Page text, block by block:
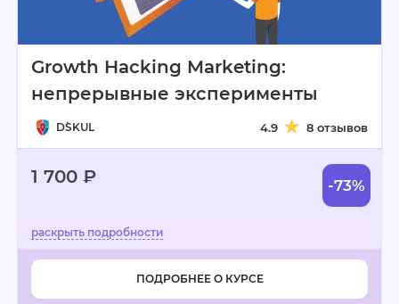
Growth Hacking Marketing:
непрерывные эксперименты
D`SKUL 4.9 8 отзывов
1 700 ₽ -73%
ПОДРОБНЕЕ О КУРСЕ